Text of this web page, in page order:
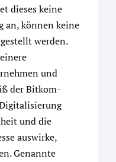
dieses keine
an, können keine
werden.
und
der Bitkom-
und die
auswirke,
Genannte